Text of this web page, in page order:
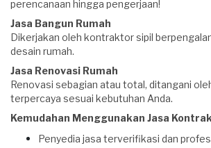
perencanaan hingga pengerjaan!
Jasa Bangun Rumah
Dikerjakan oleh kontraktor sipil
desain rumah.
Jasa Renovasi Rumah
Renovasi sebagian atau total, ditangani
terpercaya sesuai kebutuhan Anda.
Kemudahan Menggunakan Jasa
Penyedia jasa terverifikasi dan